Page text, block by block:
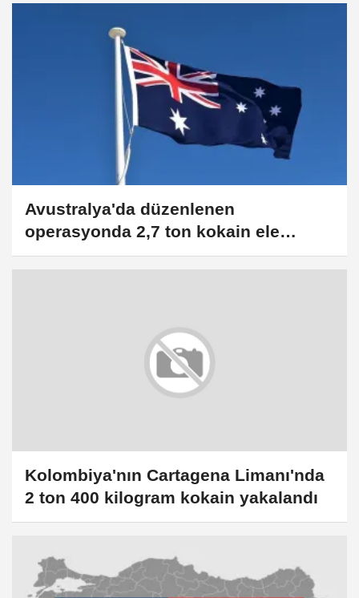
Avustralya'da düzenlenen
operasyonda 2,7 ton kokain ele
geçirildi
Kolombiya'nın Cartagena Limanı'nda
2 ton 400 kilogram kokain yakalandı